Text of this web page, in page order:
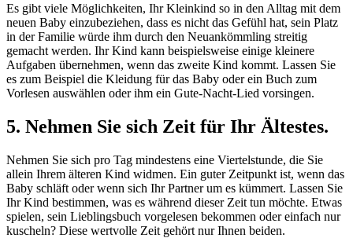
Es gibt viele Möglichkeiten, Ihr Kleinkind so in den Alltag mit dem
neuen Baby einzubeziehen, dass es nicht das Gefühl hat, sein Platz
in der Familie würde ihm durch den Neuankömmling streitig
gemacht werden. Ihr Kind kann beispielsweise einige kleinere
Aufgaben übernehmen, wenn das zweite Kind kommt. Lassen Sie
es zum Beispiel die Kleidung für das Baby oder ein Buch zum
Vorlesen auswählen oder ihm ein Gute-Nacht-Lied vorsingen.
5. Nehmen Sie sich Zeit für Ihr Ältestes.
Nehmen Sie sich pro Tag mindestens eine Viertelstunde, die Sie
allein Ihrem älteren Kind widmen. Ein guter Zeitpunkt ist, wenn das
Baby schläft oder wenn sich Ihr Partner um es kümmert. Lassen Sie
Ihr Kind bestimmen, was es während dieser Zeit tun möchte. Etwas
spielen, sein Lieblingsbuch vorgelesen bekommen oder einfach nur
kuscheln? Diese wertvolle Zeit gehört nur Ihnen beiden.